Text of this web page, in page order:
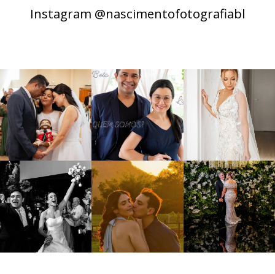
Instagram @nascimentofotografiabl